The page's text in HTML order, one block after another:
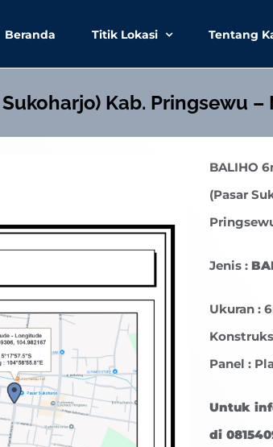
Beranda Titik Lokasi Tentang
Kab. Pringsewu –
BALIHO
(Pasar
Jenis :
Ukuran :
Panel :
Untuk
di